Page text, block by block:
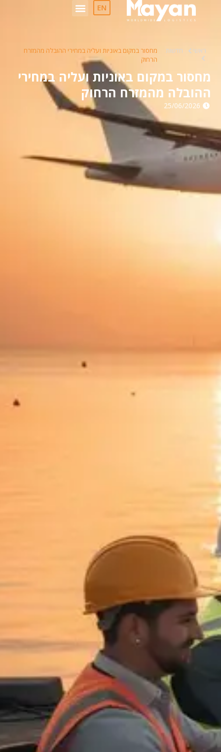
EN
ראשי חדשות
מחסור במקום באוניות ועליה במחירי ההובלה מהמזרח
הרחוק
מחסור במקום באוניות ועליה במחירי
ההובלה מהמזרח הרחוק
25/06/2026